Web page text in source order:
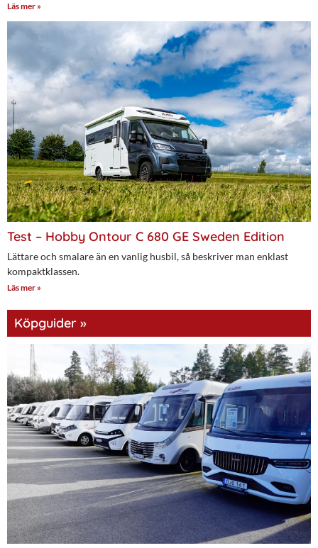
Läs mer »
Test – Hobby Ontour C 680 GE Sweden Edition
Lättare och smalare än en vanlig husbil, så beskriver man enklast
kompaktklassen.
Läs mer »
Köpguider »